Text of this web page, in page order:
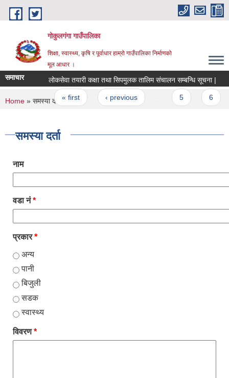
Skip to main content
गोकुलगंगा गाउँपालिका
शिक्षा, स्वास्थ्य, कृषि र पूर्वाधार हाम्रो गाउँपालिका निर्माणको
मूल आधार ।
समाचार लोकसेवा तयारी कक्षा तथा सिपमुलक तालिम संचालन सम्बन्धि सूचना |
Pages
« first ‹ previous
You are here
Home » समस्या दर्ता
समस्या दर्ता
नाम
वडा नं*
प्रकार*
अन्य
पानी
बिजुली
सडक
स्वास्थ्य
विवरण*